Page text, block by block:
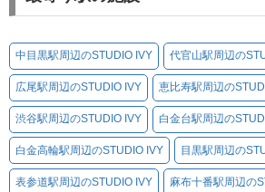
中目黒駅周辺のSTUDIO IVY 代官山駅周辺の
広尾駅周辺のSTUDIO IVY 恵比寿駅周辺の
渋谷駅周辺のSTUDIO IVY 白金台駅周辺の
白金高輪駅周辺のSTUDIO IVY 目黒駅周辺の
表参道駅周辺のSTUDIO IVY 麻布十番駅周辺の